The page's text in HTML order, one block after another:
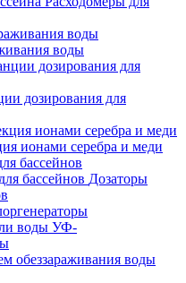
воды
дозирования для
ионами серебра и меди
бассейнов
Дозаторы
УФ-
обеззараживания воды